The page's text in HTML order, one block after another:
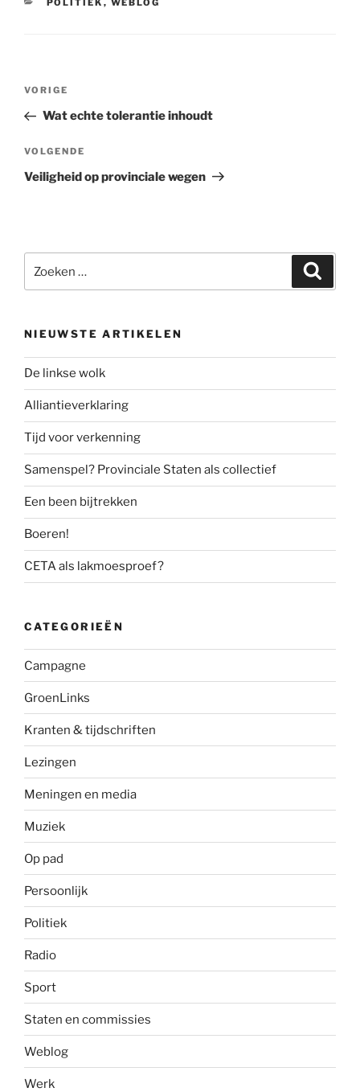
POLITIEK , WEBLOG
Bericht
Vorig
bericht
VORIGE
Wat echte tolerantie inhoudt
Volgend
bericht
VOLGENDE
Veiligheid op provinciale wegen
naar:
NIEUWSTE ARTIKELEN
De linkse wolk
Alliantieverklaring
Tijd voor verkenning
Samenspel? Provinciale Staten als collectief
Een been bijtrekken
Boeren!
CETA als lakmoesproef?
CATEGORIEËN
Campagne
GroenLinks
Kranten & tijdschriften
Lezingen
Meningen en media
Muziek
Op pad
Persoonlijk
Politiek
Radio
Sport
Staten en commissies
Weblog
Werk